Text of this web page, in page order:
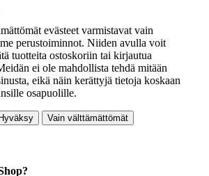
evästeet varmistavat vain
perustoiminnot. Niiden avulla voit
tuotteita ostoskoriin tai kirjautua
ei ole mahdollista tehdä mitään
eikä näin kerättyjä tietoja koskaan
osapuolille.
Hyväksy Vain välttämättömät